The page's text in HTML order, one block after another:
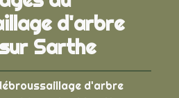
d'arbre
Sarthe
d'arbre